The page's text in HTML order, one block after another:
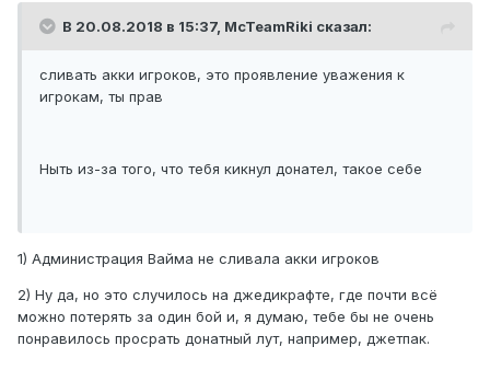
10-15, а ситхов 500-600(не на сервере а вообще)
И на данный момент ситхи могут без особых усилий
прийти на /jedi и там прямо при загрузке мочить всех.
В 20.08.2018 в 15:37, McTeamRiki сказал:
сливать акки игроков, это проявление уважения к
игрокам, ты прав
Ныть из-за того, что тебя кикнул донател, такое себе
1) Администрация Вайма не сливала акки игроков
2) Ну да, но это случилось на джедикрафте, где почти всё
можно потерять за один бой и, я думаю, тебе бы не очень
понравилось просрать донатный лут, например, джетпак.